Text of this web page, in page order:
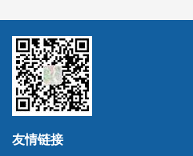
友情链接